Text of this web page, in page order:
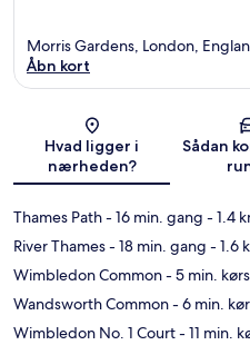
Morris Gardens, London,
Åbn kort
Hvad ligger i
nærheden?
Sådan
Thames Path- 16 min. gang - 1.4
River Thames- 18 min. gang - 1.6
Wimbledon Common- 5 min.
Wandsworth Common- 6 min.
Wimbledon No. 1 Court- 11 min.